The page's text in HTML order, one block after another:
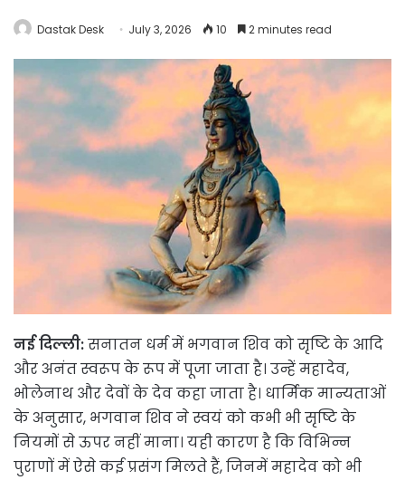
Dastak Desk July 3, 2026 10 2 minutes read
नई दिल्ली:सनातन धर्म में भगवान शिव को सृष्टि के आदि
और अनंत स्वरूप के रूप में पूजा जाता है। उन्हें महादेव,
भोलेनाथ और देवों के देव कहा जाता है। धार्मिक मान्यताओं
के अनुसार, भगवान शिव ने स्वयं को कभी भी सृष्टि के
नियमों से ऊपर नहीं माना। यही कारण है कि विभिन्न
पुराणों में ऐसे कई प्रसंग मिलते हैं, जिनमें महादेव को भी